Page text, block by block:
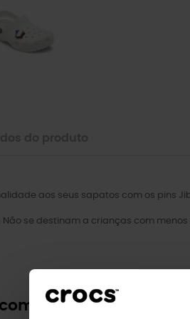
aos seus sapatos com os pins
Não se destinam a crianças com menos
este